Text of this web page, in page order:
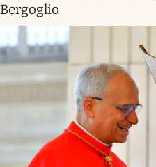
Bergoglio